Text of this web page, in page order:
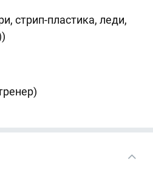
стрип-пластика, леди,